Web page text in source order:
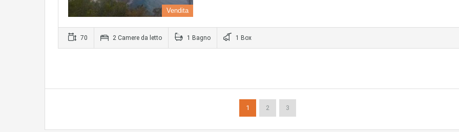
Vendita
70 2 Camere da letto 1 Bagno 1 Box
1 2 3